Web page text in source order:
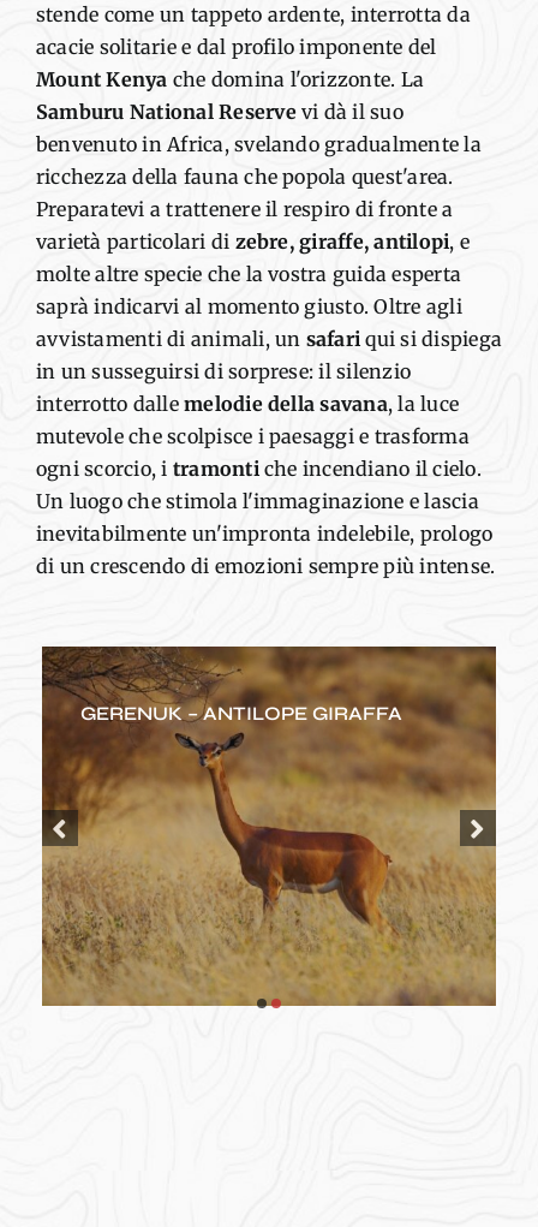
stende come un tappeto ardente, interrotta da
acacie solitarie e dal profiloimponente del
Mount Kenya che domina l'orizzonte. La
Samburu National Reserve vi dà il suo
benvenuto in Africa, svelando gradualmente la
ricchezza della fauna chepopola quest'area.
Preparatevi a trattenere il respiro di fronte a
varietà particolari di zebre,giraffe, antilopi, e
molte altre specie che la vostra guida esperta
saprà indicarvi al momento giusto.Oltre agli
avvistamenti di animali, un safari qui si dispiega
in un susseguirsi di sorprese: il silenzio
interrotto dallemelodie della savana, la luce
mutevole che scolpisce i paesaggi e trasforma
ogni scorcio, i tramonti che incendiano il cielo.
Un luogo chestimola l'immaginazione e lascia
inevitabilmente un'impronta indelebile, prologo
di un crescendo di emozioni sempre più intense.
GERENUK – ANTILOPE GIRAFFA